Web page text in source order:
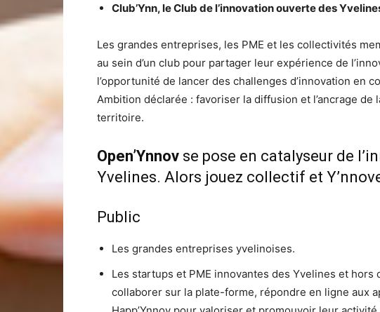
Club’Ynn, le Club de l’innovation ouverte des
Les grandes entreprises, les PME et les collectivités
au sein d’un club pour partager leur expérience de
l’opportunité de lancer des challenges d’innovation en
Ambition déclarée : favoriser la diffusion et l’ancrage de
territoire.
Open’Ynnov se pose en catalyseur de
Yvelines. Alors jouez collectif et
Public
Les grandes entreprises yvelinoises.
Les startups et PME innovantes des Yvelines et
collaborer sur la plate-forme, répondre en ligne aux